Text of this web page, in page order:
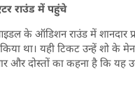
राउंड में पहुंचे
के ऑडिशन राउंड में शानदार
था। यही टिकट उन्हें शो के
और दोस्तों का कहना है कि यह